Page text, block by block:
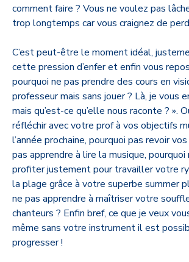
comment faire ? Vous ne voulez pas
trop longtemps car vous craignez de
C’est peut-être le moment idéal,
cette pression d’enfer et enfin vous
pourquoi ne pas prendre des cours en
professeur mais sans jouer ? Là, je vous
mais qu’est-ce qu’elle nous raconte ? ».
réfléchir avec votre prof à vos objectifs
l’année prochaine, pourquoi pas revoir
pas apprendre à lire la musique, pourquoi
profiter justement pour travailler votre
la plage grâce à votre superbe summer
ne pas apprendre à maîtriser votre
chanteurs ? Enfin bref, ce que je veux
même sans votre instrument il est
progresser !